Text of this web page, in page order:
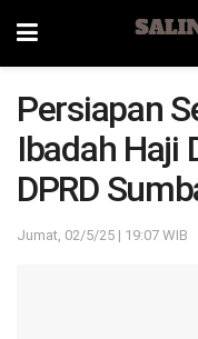
Persiapan
Ibadah Haji
DPRD
Jumat, 02/5/25 | 19:07 WIB